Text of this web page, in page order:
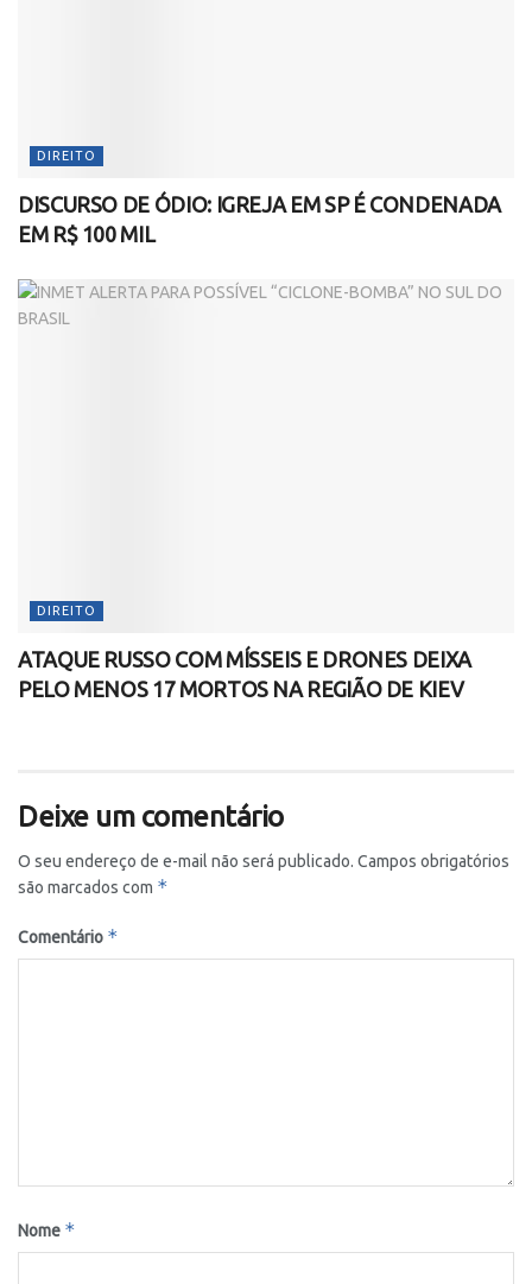
DIREITO
DISCURSO DE ÓDIO: IGREJA EM SP É CONDENADA
EM R$ 100 MIL
DIREITO
ATAQUE RUSSO COM MÍSSEIS E DRONES DEIXA
PELO MENOS 17 MORTOS NA REGIÃO DE KIEV
Deixe um comentário
O seu endereço de e-mail não será publicado. Campos obrigatórios
são marcados com *
Comentário *
Nome *